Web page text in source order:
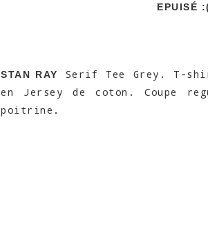
EPUISÉ
STAN RAY
Serif Tee Grey. T-
en Jersey de coton. Coupe
poitrine.